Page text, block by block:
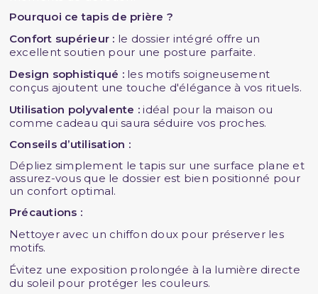
Pourquoi ce tapis de prière ?
Confort supérieur : le dossier intégré offre un
excellent soutien pour une posture parfaite.
Design sophistiqué :les motifs soigneusement
conçus ajoutent une touche d'élégance à vos rituels.
Utilisation polyvalente : idéal pour la maison ou
comme cadeau qui saura séduire vos proches.
Conseils d’utilisation :
Dépliez simplement le tapis sur une surface plane et
assurez-vous que le dossier est bien positionné pour
un confort optimal.
Précautions :
Nettoyer avec un chiffon doux pour préserver les
motifs.
Évitez une exposition prolongée à la lumière directe
du soleil pour protéger les couleurs.